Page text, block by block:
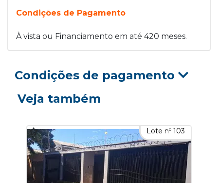
Condições de Pagamento
À vista ou Financiamento em até 420 meses.
Condições de pagamento
Veja também
Lote nº 103